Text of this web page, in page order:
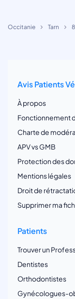
Occitanie Tarn
Avis Patients
À propos
Fonctionnement
Charte de
APV vs GMB
Protection des
Mentions légales
Droit de
Supprimer ma
Patients
Trouver un
Dentistes
Orthodontistes
Gynécologues-